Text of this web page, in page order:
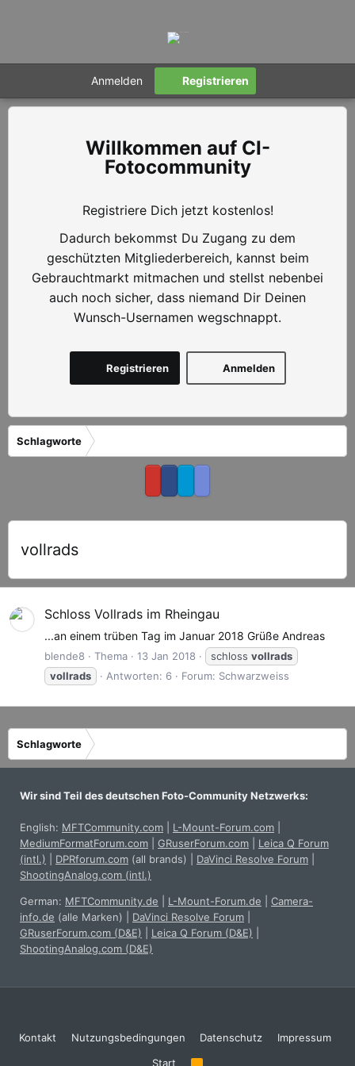
Anmelden Registrieren
CI-
Fotocommunity
Registriere Dich jetzt kostenlos!
Dadurch bekommst Du Zugang zu dem
geschützten Mitgliederbereich, kannst beim
Gebrauchtmarkt mitmachen und stellst nebenbei
auch noch sicher, dass niemand Dir Deinen
Wunsch-Usernamen wegschnappt.
Anmelden
Registrieren
Schlagworte
vollrads
Schloss Vollrads im Rheingau
...an einem trüben Tag im Januar 2018 Grüße Andreas
blende8 Thema 13 Jan 2018 schloss vollrads
vollrads
Antworten: 6 Forum: Schwarzweiss
Schlagworte
Wir sind Teil des deutschen Foto-Community Netzwerks:
English: MFTCommunity.com L-Mount-Forum.com
MediumFormatForum.com
GRuserForum.com
Leica Q Forum
(intl.)
DPRforum.com (all brands) DaVinci Resolve Forum
ShootingAnalog.com (intl.)
German: MFTCommunity.de L-Mount-Forum.de
Camera-
info.de (alle Marken) DaVinci Resolve Forum
GRuserForum.com (D&E)
Leica Q Forum (D&E)
ShootingAnalog.com (D&E)
Kontakt Nutzungsbedingungen Datenschutz
Impressum
Start
R